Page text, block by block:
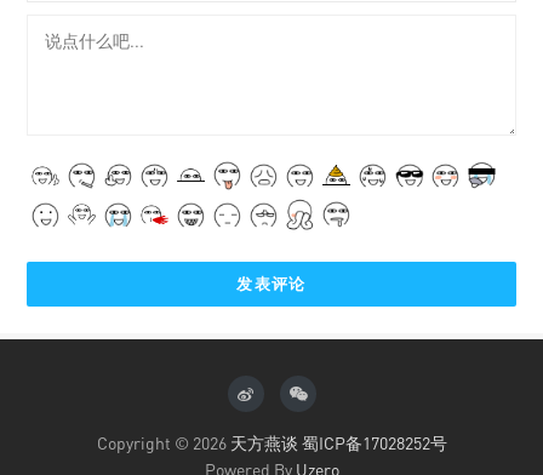
Copyright © 2026 天方燕谈 蜀ICP备17028252号
Powered By Uzero